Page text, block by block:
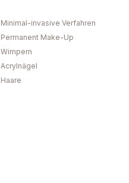
Minimal-invasive Verfahren
Permanent Make-Up
Wimpern
Acrylnägel
Haare